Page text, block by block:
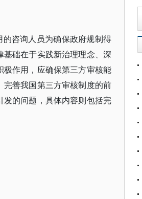
咨询人员为确保政府规制得
础在于实践新治理理念、深
作用，应确保第三方审核能
善我国第三方审核制度的前
的问题，具体内容则包括完